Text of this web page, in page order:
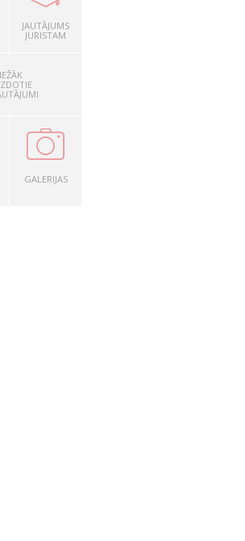
JAUTĀJUMS
JURISTAM
GALERIJAS